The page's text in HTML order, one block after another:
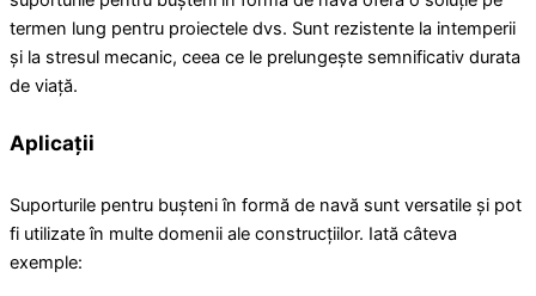
termen lung pentru proiectele dvs. Sunt rezistente la intemperii
și la stresul mecanic, ceea ce le prelungește semnificativ durata
de viață.
Aplicații
Suporturile pentru bușteni în formă de navă sunt versatile și pot
fi utilizate în multe domenii ale construcțiilor. Iată câteva
exemple: